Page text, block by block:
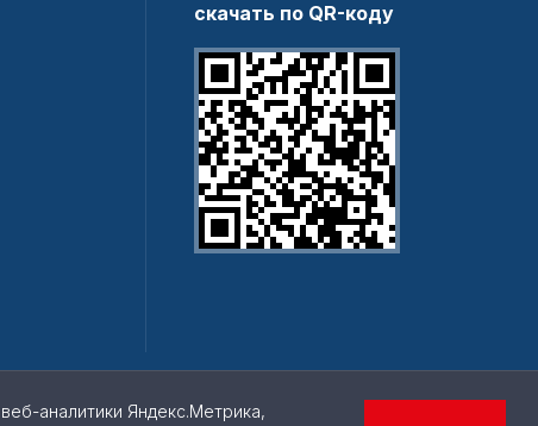
скачать по QR-коду
аналитики Яндекс.Метрика,